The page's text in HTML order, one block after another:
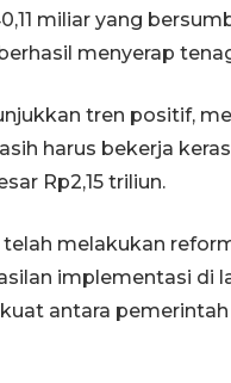
miliar yang
menyerap
tren positif,
harus bekerja
Rp2,15 triliun.
telah melakukan
implementasi di
antara